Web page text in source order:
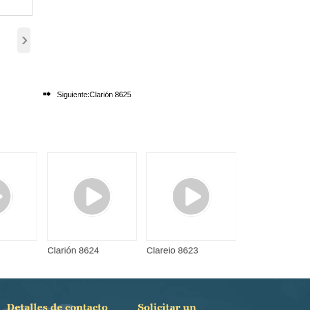
›
 Siguiente:Clarión 8625
Clarión 8624 Clareio 8623
Detalles de contacto Solicitar un